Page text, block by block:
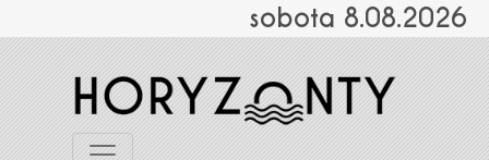
sobota 8.08.2026